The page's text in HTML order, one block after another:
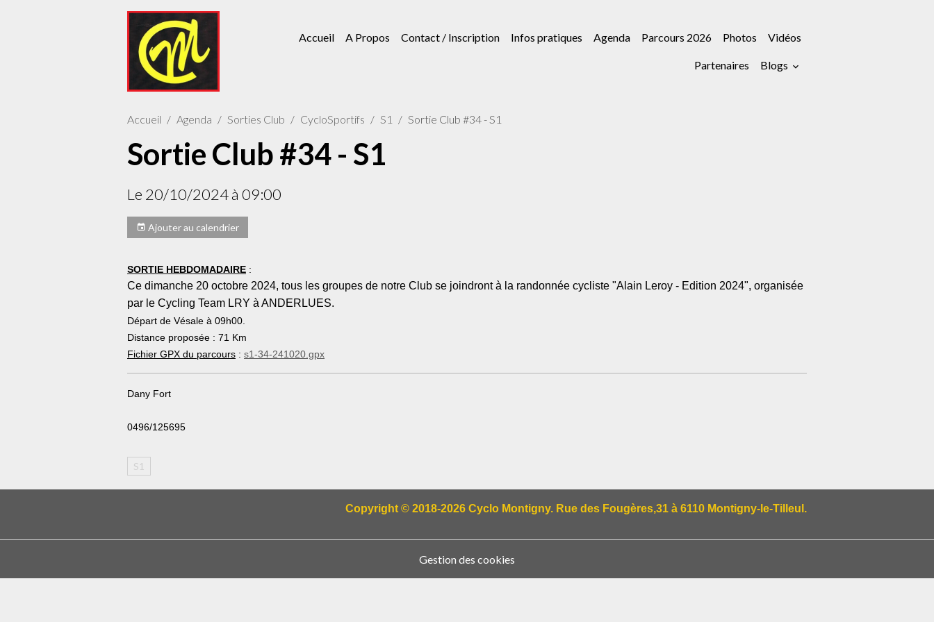
Accueil A Propos Contact / Inscription Infos pratiques Agenda Parcours 2026 Photos Vidéos
Partenaires Blogs
Accueil Agenda Sorties Club CycloSportifs S1 Sortie Club #34 - S1
Sortie Club #34 - S1
Le 20/10/2024à 09:00
Ajouter au calendrier
SORTIE HEBDOMADAIRE :
Ce dimanche 20 octobre 2024, tous les groupes de notre Club se joindront à la randonnée cycliste "Alain Leroy - Edition 2024", organisée
par le Cycling Team LRY à ANDERLUES.
Départ de Vésale à 09h00.
Distance proposée : 71 Km
Fichier GPX du parcours : s1-34-241020.gpx
Dany Fort
0496/125695
S1
Copyright © 2018-2026 Cyclo Montigny. Rue des Fougères,31 à 6110 Montigny-le-Tilleul.
Gestion des cookies